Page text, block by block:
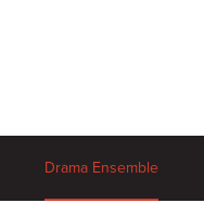
Drama Ensemble